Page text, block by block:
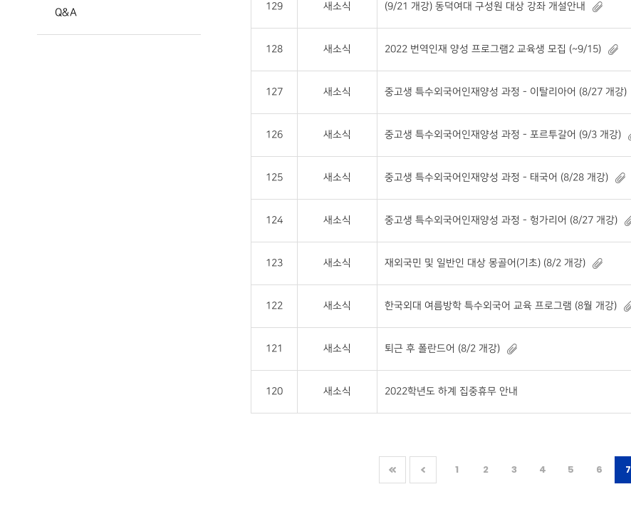
Q&A
129 새소식 (9/21 개강) 동덕여대 구성원 대상 강좌 개설안내
128 새소식 2022 번역인재 양성 프로그램2 교육생 모집 (~9/15)
127 새소식 중고생 특수외국어인재양성 과정 - 이탈리아어 (8/27 개강)
126 새소식 중고생 특수외국어인재양성 과정 - 포르투갈어 (9/3 개강)
125 새소식 중고생 특수외국어인재양성 과정 - 태국어 (8/28 개강)
124 새소식 중고생 특수외국어인재양성 과정 - 헝가리어 (8/27 개강)
123 새소식 재외국민 및 일반인 대상 몽골어(기초) (8/2 개강)
122 새소식 한국외대 여름방학 특수외국어 교육 프로그램 (8월 개강)
121 새소식 퇴근 후 폴란드어 (8/2 개강)
120 새소식 2022학년도 하계 집중휴무 안내
1 2 3 4 5 6 7